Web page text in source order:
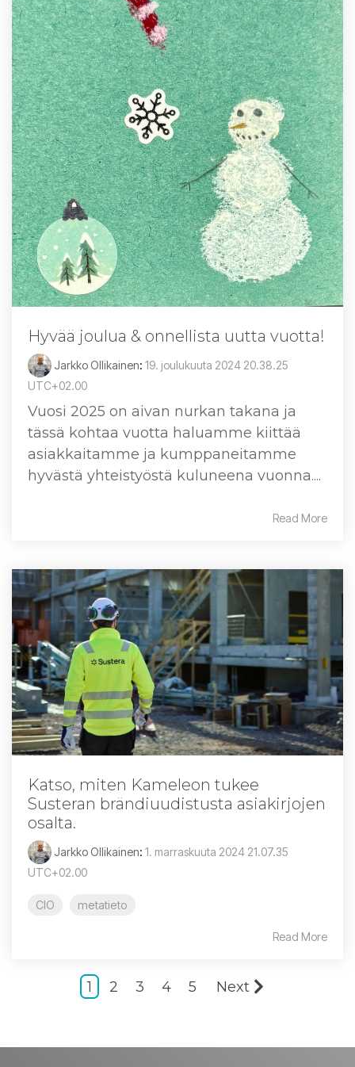
Hyvää joulua & onnellista uutta vuotta!
Jarkko Ollikainen: 19. joulukuuta 2024 20.38.25
UTC+02.00
Vuosi 2025 on aivan nurkan takana ja
tässä kohtaa vuotta haluamme kiittää
asiakkaitamme ja kumppaneitamme
hyvästä yhteistyöstä kuluneena vuonna....
Read More
Katso, miten Kameleon tukee
Susteran brändiuudistusta asiakirjojen
osalta.
Jarkko Ollikainen: 1. marraskuuta 2024 21.07.35
UTC+02.00
CIO metatieto
Read More
1 2 3 4 5 Next